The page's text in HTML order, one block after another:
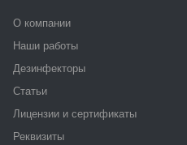
О компании
Наши работы
Дезинфекторы
Статьи
Лицензии и сертификаты
Реквизиты